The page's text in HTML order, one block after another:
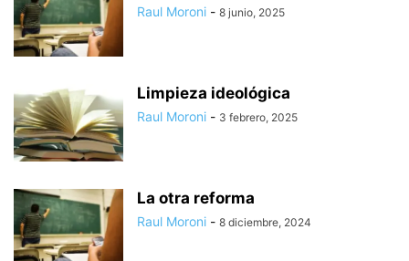
Raul Moroni - 8 junio, 2025
Limpieza ideológica
Raul Moroni - 3 febrero, 2025
La otra reforma
Raul Moroni - 8 diciembre, 2024